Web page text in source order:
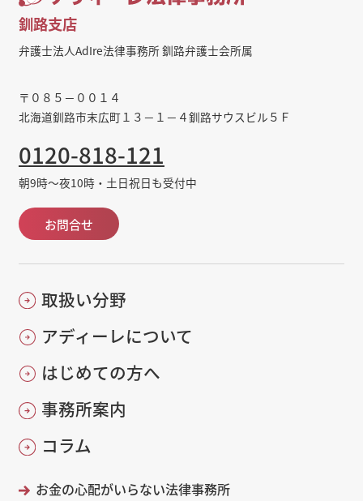
釧路支店
弁護士法人AdIre法律事務所 釧路弁護士会所属
〒０８５－００１４
北海道釧路市末広町１３－１－４釧路サウスビル５Ｆ
0120-818-121
朝9時～夜10時・土日祝日も受付中
お問合せ
取扱い分野
アディーレについて
はじめての方へ
事務所案内
コラム
お金の心配がいらない法律事務所